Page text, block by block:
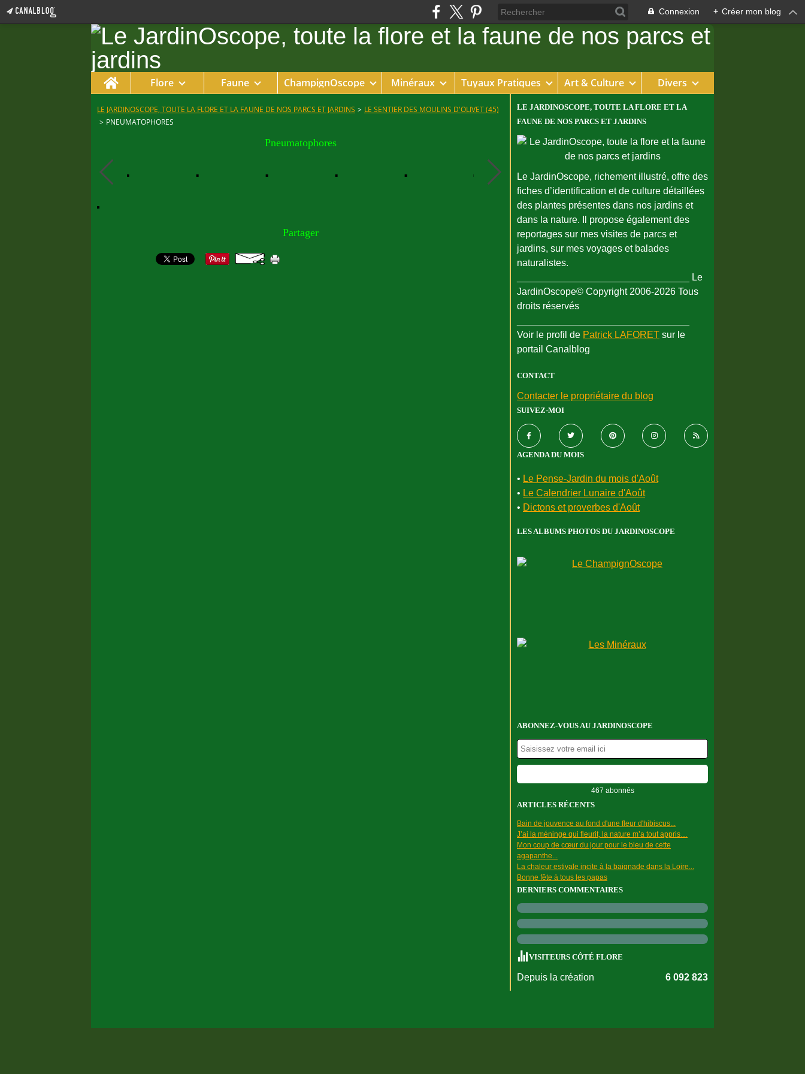
Connexion + Créer mon blog
Home Flore Faune ChampignOscope Minéraux Tuyaux Pratiques Art & Culture Divers
LE JARDINOSCOPE, TOUTE LA FLORE ET LA FAUNE DE NOS PARCS ET JARDINS > LE SENTIER DES MOULINS D'OLIVET (45)
> PNEUMATOPHORES
Pneumatophores
Partager
LE JARDINOSCOPE, TOUTE LA FLORE ET LA
FAUNE DE NOS PARCS ET JARDINS
Le JardinOscope, richement illustré, offre des
fiches d’identification et de culture détaillées
des plantes présentes dans nos jardins et
dans la nature. Il propose également des
reportages sur mes visites de parcs et
jardins, sur mes voyages et balades
naturalistes.
________________________________ Le
JardinOscope© Copyright 2006-2026 Tous
droits réservés
Voir le profil de Patrick LAFORET sur le
portail Canalblog
CONTACT
Contacter le propriétaire du blog
SUIVEZ-MOI
AGENDA DU MOIS
• Le Pense-Jardin du mois d'Août
• Le Calendrier Lunaire d'Août
• Dictons et proverbes d'Août
LES ALBUMS PHOTOS DU JARDINOSCOPE
ABONNEZ-VOUS AU JARDINOSCOPE
467 abonnés
ARTICLES RÉCENTS
Bain de jouvence au fond d'une fleur d'hibiscus...
J’ai la méninge qui fleurit, la nature m’a tout appris…
Mon coup de cœur du jour pour le bleu de cette
agapanthe...
La chaleur estivale incite à la baignade dans la Loire...
Bonne fête à tous les papas
DERNIERS COMMENTAIRES
VISITEURS CÔTÉ FLORE
Depuis la création 6 092 823